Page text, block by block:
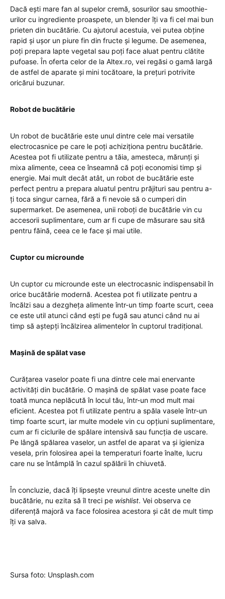
Dacă ești mare fan al supelor cremă, sosurilor sau smoothie-
urilor cu ingrediente proaspete, un blenderîți va fi cel mai bun
prieten din bucătărie. Cu ajutorul acestuia, vei putea obține
rapid și ușor un piure fin din fructe și legume. De asemenea,
poți prepara lapte vegetal sau poți face aluat pentru clătite
pufoase. În oferta celor de la Altex.ro, vei regăsi o gamă largă
de astfel de aparate și mini tocătoare, la prețuri potrivite
oricărui buzunar.
Robot de bucătărie
Un robot de bucătărie este unul dintre cele mai versatile
electrocasnice pe care le poți achiziționa pentru bucătărie.
Acestea pot fi utilizate pentru a tăia, amesteca, mărunți și
mixa alimente, ceea ce înseamnă că poți economisi timp și
energie. Mai mult decât atât, un robot de bucătărie este
perfect pentru a prepara aluatul pentru prăjituri sau pentru a-
ți toca singur carnea, fără a fi nevoie să o cumperi din
supermarket. De asemenea, unii roboți de bucătărie vin cu
accesorii suplimentare, cum ar fi cupe de măsurare sau sită
pentru făină, ceea ce le face și mai utile.
Cuptor cu microunde
Un cuptor cu microunde este un electrocasnic indispensabil în
orice bucătărie modernă. Acestea pot fi utilizate pentru a
încălzi sau a dezgheța alimente într-un timp foarte scurt, ceea
ce este util atunci când ești pe fugă sau atunci când nu ai
timp să aștepți încălzirea alimentelor în cuptorul tradițional.
Mașină de spălat vase
Curățarea vaselor poate fi una dintre cele mai enervante
activități din bucătărie. O mașină de spălat vase poate face
toată munca neplăcută în locul tău, într-un mod mult mai
eficient. Acestea pot fi utilizate pentru a spăla vasele într-un
timp foarte scurt, iar multe modele vin cu opțiuni suplimentare,
cum ar fi ciclurile de spălare intensivă sau funcția de uscare.
Pe lângă spălarea vaselor, un astfel de aparat va și igieniza
vesela, prin folosirea apei la temperaturi foarte înalte, lucru
care nu se întâmplă în cazul spălării în chiuvetă.
În concluzie, dacă îți lipsește vreunul dintre aceste unelte din
bucătărie, nu ezita să îl treci pe wishlist. Vei observa ce
diferență majoră va face folosirea acestora și cât de mult timp
îți va salva.
Sursa foto: Unsplash.com